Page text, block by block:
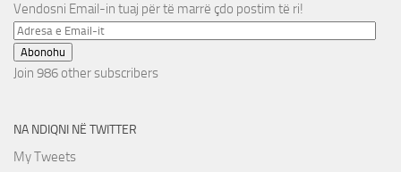
Vendosni Email-in tuaj për të marrë çdo postim të ri!
Adresa
e
Email-
Abonohu
Join 986 other subscribers
NA NDIQNI NË TWITTER
My Tweets